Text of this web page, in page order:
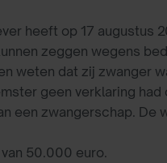
heeft op 17 augustus
zeggen wegens
weten dat zij zwanger
geen verklaring
een zwangerschap. De
50.000 euro.